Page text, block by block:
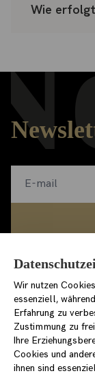
Wir nutzen
essenziell,
Erfahrung zu
Zustimmung zu
Ihre
Cookies und
ihnen sind
Wie
Ich habe die
damit
/
/